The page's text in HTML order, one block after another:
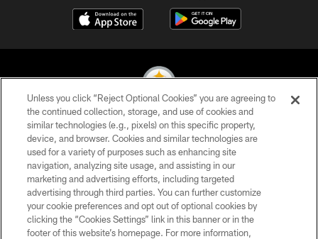
© 2026 Pittsburgh Steelers. All Rights Reserved
PRIVACY POLICY
TERMS OF USE
ACCESSIBILITY
CONTACT US
Unless you click “Reject Optional Cookies” you are agreeing to
the continued collection, storage, and use of cookies and
similar technologies (e.g., pixels) on this specific property,
device, and browser. Cookies and similar technologies are
used for a variety of purposes such as enhancing site
navigation, analyzing site usage, and assisting in our
marketing and advertising efforts, including targeted
advertising through third parties. You can further customize
your cookie preferences and opt out of optional cookies by
clicking the “Cookies Settings” link in this banner or in the
footer of this website’s homepage. For more information,